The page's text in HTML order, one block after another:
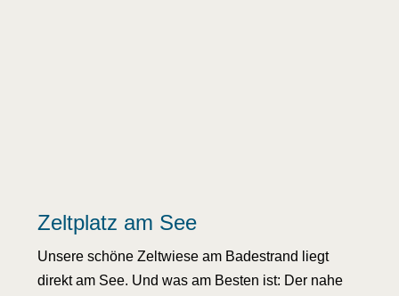
Zeltplatz am See
Unsere schöne Zeltwiese am Badestrand liegt
direkt am See. Und was am Besten ist: Der nahe